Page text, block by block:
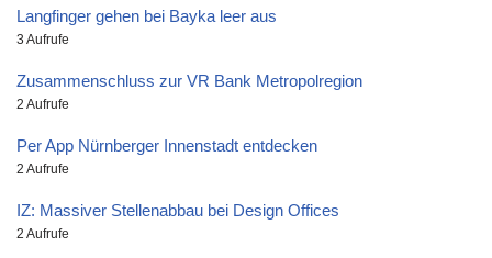
Langfinger gehen bei Bayka leer aus
3 Aufrufe
Zusammenschluss zur VR Bank Metropolregion
2 Aufrufe
Per App Nürnberger Innenstadt entdecken
2 Aufrufe
IZ: Massiver Stellenabbau bei Design Offices
2 Aufrufe